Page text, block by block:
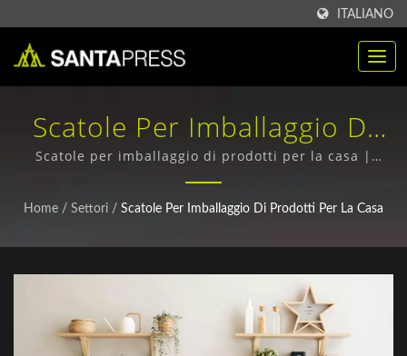
ITALIANO
Scatole Per Imballaggio Di
Prodotti Per La Casa |
Scatola Di Imballaggio In
Per B2B | Santa Press Co.,
Ltd.
Scatole per imballaggio di prodotti per la casa |
Acquista scatole di imballaggio RPET all'ingrosso -
Qualità superiore, Prezzi competitivi
Home / Settori / Scatole Per Imballaggio Di Prodotti Per La Casa